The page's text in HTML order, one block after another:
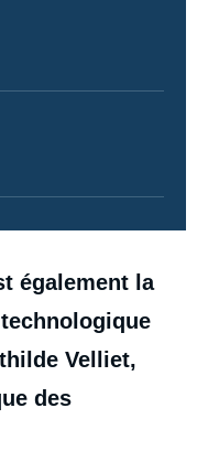
également la
Velliet,
des